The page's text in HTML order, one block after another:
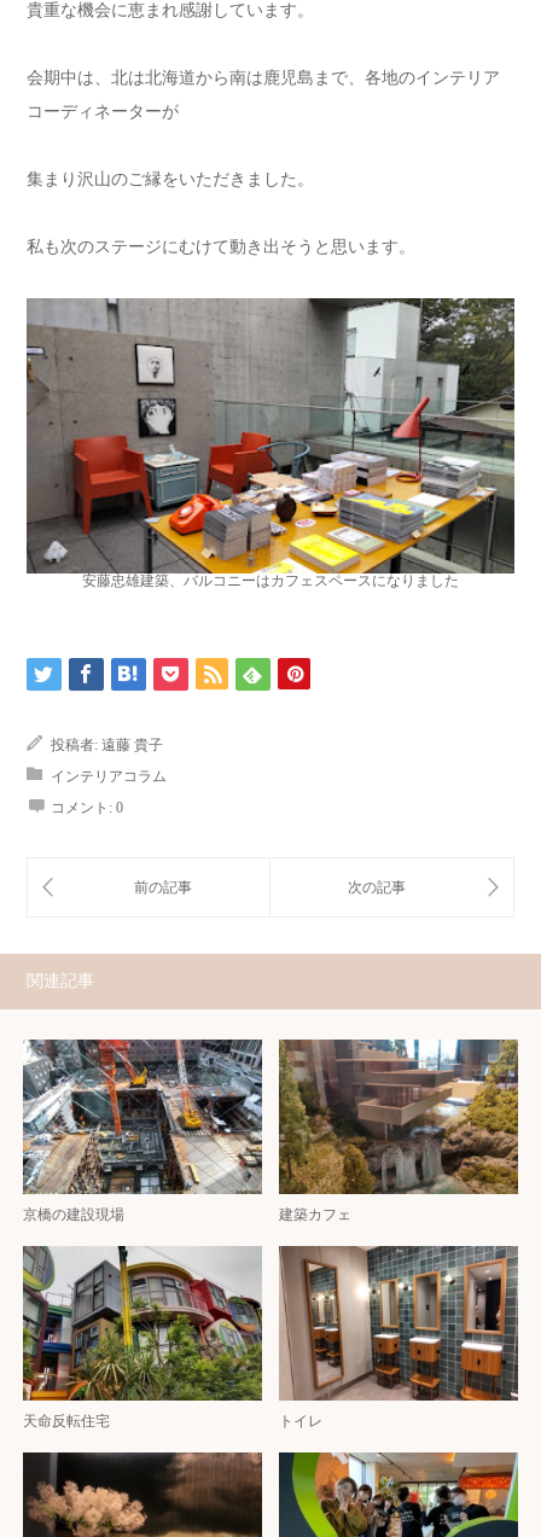
貴重な機会に恵まれ感謝しています。
会期中は、北は北海道から南は鹿児島まで、各地のインテリア
コーディネーターが
集まり沢山のご縁をいただきました。
私も次のステージにむけて動き出そうと思います。
安藤忠雄建築、バルコニーはカフェスペースになりました
投稿者: 遠藤 貴子
インテリアコラム
コメント: 0
関連記事
京橋の建設現場 建築カフェ
天命反転住宅 トイレ